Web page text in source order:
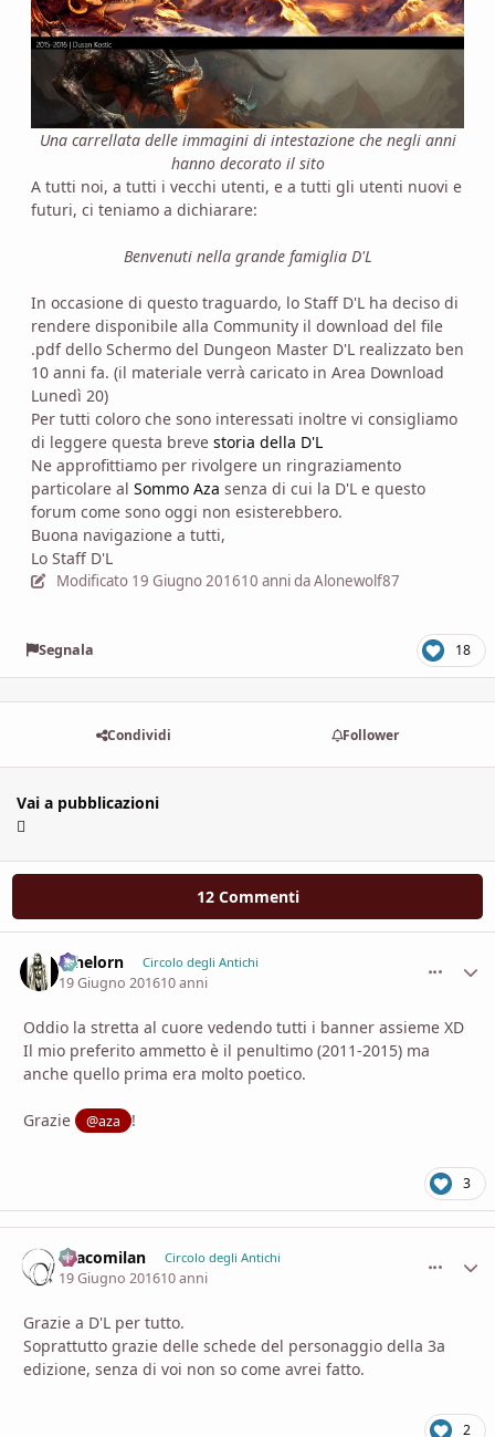
Una carrellata delle immagini di intestazione che negli anni
hanno decorato il sito
A tutti noi, a tutti i vecchi utenti, e a tutti gli utenti nuovi e
futuri, ci teniamo a dichiarare:
Benvenuti nella grande famiglia D'L
In occasione di questo traguardo, lo Staff D'L ha deciso di
rendere disponibile alla Community il download del file
.pdf dello Schermo del Dungeon Master D'L realizzato ben
10 anni fa. (il materiale verrà caricato in Area Download
Lunedì 20)
Per tutti coloro che sono interessati inoltre vi consigliamo
di leggere questa breve storia della D'L
Ne approfittiamo per rivolgere un ringraziamento
particolare al Sommo Aza senza di cui la D'L e questo
forum come sono oggi non esisterebbero.
Buona navigazione a tutti,
Lo Staff D'L
Modificato 19 Giugno 201610 annida Alonewolf87
Segnala 18
Condividi Follower
Vai a pubblicazioni
12 Commenti
athelorn Circolo degli Antichi
19 Giugno 201610 anni
Oddio la stretta al cuore vedendo tutti i banner assieme XD
Il mio preferito ammetto è il penultimo (2011-2015) ma
anche quello prima era molto poetico.
Grazie @aza !
3
Dracomilan Circolo degli Antichi
19 Giugno 201610 anni
Grazie a D'L per tutto.
Soprattutto grazie delle schede del personaggio della 3a
edizione, senza di voi non so come avrei fatto.
2